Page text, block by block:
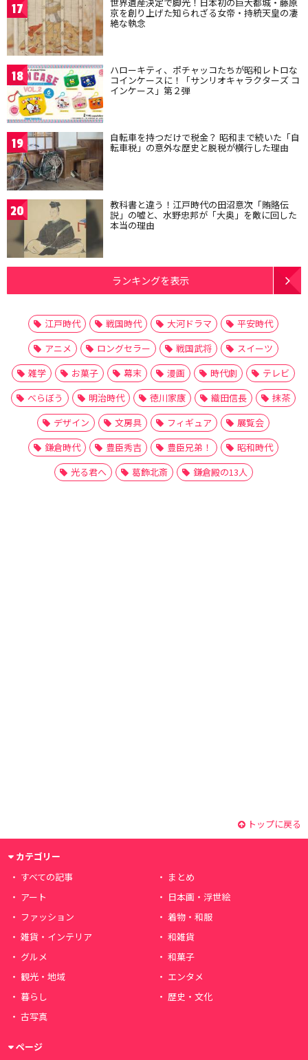
17 世界遺産決定で脚光！日本初の巨大都城・藤原
京を創り上げた知られざる女帝・持統天皇の凄
絶な執念
18 ハローキティ、ポチャッコたちが昭和レトロな
コインケースに！「サンリオキャラクターズ コ
インケース」第２弾
19 自転車を持つだけで税金？ 昭和まで続いた「自
転車税」の意外な歴史と脱税が横行した理由
20 教科書と違う！江戸時代の田沼意次「賄賂伝
説」の嘘と、水野忠邦が「大奥」を敵に回した
本当の理由
ランキングを表示
江戸時代 戦国時代 大河ドラマ
平安時代
アニメ
ロングセラー 戦国武将
スイーツ
雑学
お菓子 幕末 漫画 時代劇
テレビ
べらぼう
明治時代 徳川家康 織田信長
抹茶
デザイン
文房具 フィギュア
展覧会
鎌倉時代
豊臣秀吉 豊臣兄弟！
昭和時代
光る君へ
葛飾北斎 鎌倉殿の13人
トップに戻る
カテゴリー
すべての記事
まとめ
アート
日本画・浮世絵
ファッション
着物・和服
雑貨・インテリア
和雑貨
グルメ
和菓子
観光・地域
エンタメ
暮らし
歴史・文化
古写真
ページ